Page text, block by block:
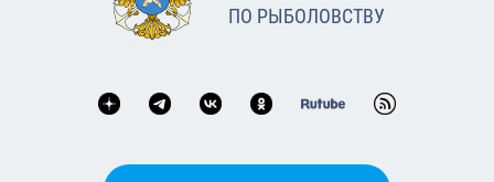
ПО РЫБОЛОВСТВУ